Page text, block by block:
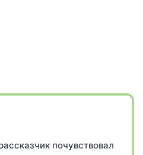
почувствовал